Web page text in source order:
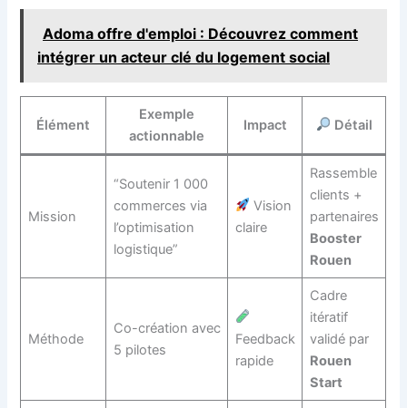
Adoma offre d'emploi : Découvrez comment
intégrer un acteur clé du logement social
Élément
Exemple
actionnable
Impact Détail
Mission
“Soutenir 1 000
commerces via
l’optimisation
logistique”
Vision
claire
Rassemble
clients +
partenaires
Booster
Rouen
Méthode
Co-création avec
5 pilotes
Feedback
rapide
Cadre
itératif
validé par
Rouen
Start